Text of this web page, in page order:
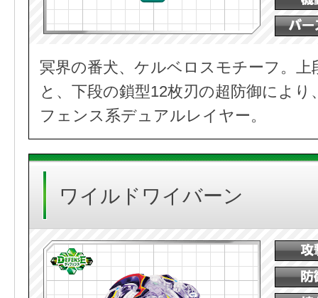
冥界の番犬、ケルベロスモチーフ。上
と、下段の鎖型12枚刃の超防御によ
フェンス系デュアルレイヤー。
ワイルドワイバーン